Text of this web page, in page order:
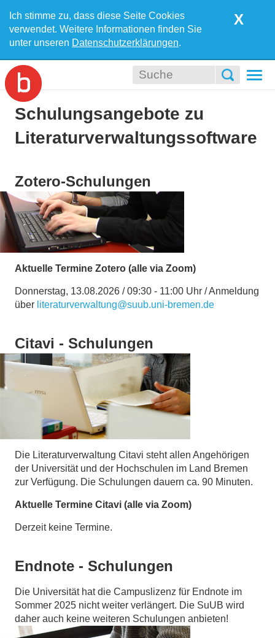
Ich stimme zu, dass diese Seite Cookies
verwendet. Weitere Informationen finden Sie
unter unseren Datenschutzerklärungen.
X
Schulungsangebote zu
Literaturverwaltungssoftware
Zotero-Schulungen
Aktuelle Termine Zotero (alle via Zoom)
Donnerstag, 13.08.2026 / 09:30 - 11:00 Uhr / Anmeldung
über literaturverwaltung@suub.uni-bremen.de
Citavi - Schulungen
Die Literaturverwaltung Citavi steht allen Angehörigen
der Universität und der Hochschulen im Land Bremen
zur Verfügung. Die Schulungen dauern ca. 90 Minuten.
Aktuelle Termine Citavi (alle via Zoom)
Derzeit keine Termine.
Endnote - Schulungen
Die Universität hat die Campuslizenz für Endnote im
Sommer 2025 nicht weiter verlängert. Die SuUB wird
daher auch keine weiteren Schulungen anbieten!